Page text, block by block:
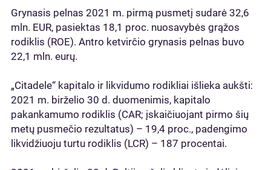
Grynasis pelnas 2021 m. pirmą pusmetį sudarė 32,6
mln. EUR, pasiektas 18,1 proc. nuosavybės grąžos
rodiklis (ROE). Antro ketvirčio grynasis pelnas buvo
22,1 mln. eurų.
„Citadele“ kapitalo ir likvidumo rodikliai išlieka aukšti:
2021 m. birželio 30 d. duomenimis, kapitalo
pakankamumo rodiklis (CAR; įskaičiuojant pirmo šių
metų pusmečio rezultatus) – 19,4 proc., padengimo
likvidžiuoju turtu rodiklis (LCR) – 187 procentai.